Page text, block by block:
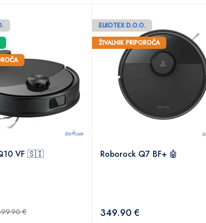
VF 🇸🇮
€
ELKOTEX D.O.O.
ŽIVALNIK PRIPOROČA
Roborock Q7 BF+ 🤖
349.90 €